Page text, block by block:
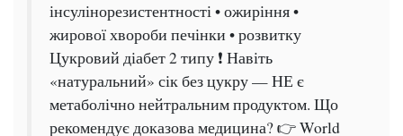
інсулінорезистентності • ожиріння •
жирової хвороби печінки • розвитку
Цукровий діабет 2 типу ❗ Навіть
«натуральний» сік без цукру — НЕ є
метаболічно нейтральним продуктом. Що
рекомендує доказова медицина? 👉 World